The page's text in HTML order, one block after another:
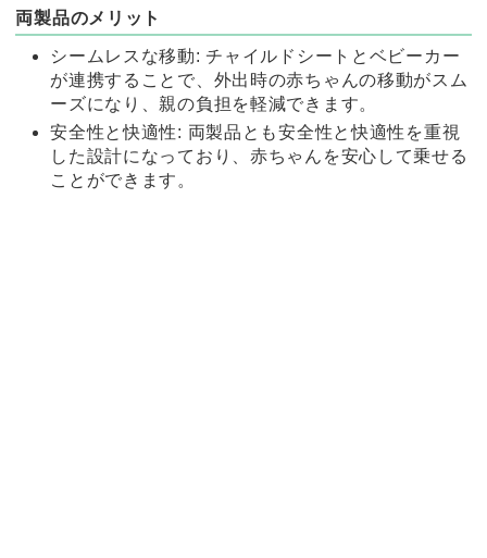
両製品のメリット
シームレスな移動: チャイルドシートとベビーカー
が連携することで、外出時の赤ちゃんの移動がスム
ーズになり、親の負担を軽減できます。
安全性と快適性: 両製品とも安全性と快適性を重視
した設計になっており、赤ちゃんを安心して乗せる
ことができます。